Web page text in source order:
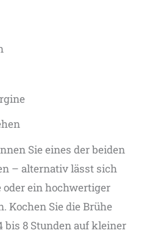
Sie eines der beiden
– alternativ lässt sich
oder ein hochwertiger
Kochen Sie die Brühe
8 Stunden auf kleiner